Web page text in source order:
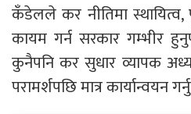
कँडेलले कर नीतिमा स्थायित्व,
कायम गर्न सरकार गम्भीर
कुनैपनि कर सुधार व्यापक
परामर्शपछि मात्र कार्यान्वयन